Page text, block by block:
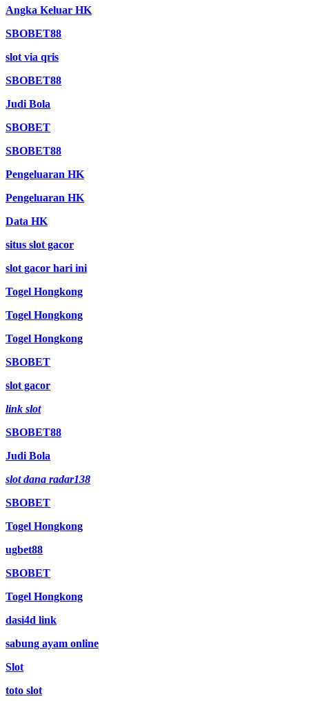
Angka Keluar HK
SBOBET88
slot via qris
SBOBET88
Judi Bola
SBOBET
SBOBET88
Pengeluaran HK
Pengeluaran HK
Data HK
situs slot gacor
slot gacor hari ini
Togel Hongkong
Togel Hongkong
Togel Hongkong
SBOBET
slot gacor
link slot
SBOBET88
Judi Bola
slot dana radar138
SBOBET
Togel Hongkong
ugbet88
SBOBET
Togel Hongkong
dasi4d link
sabung ayam online
Slot
toto slot